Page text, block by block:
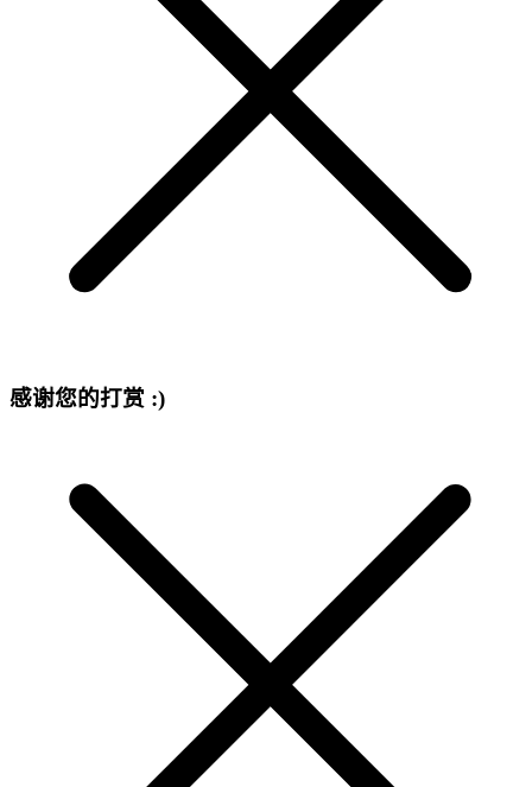
感谢您的打赏 :)